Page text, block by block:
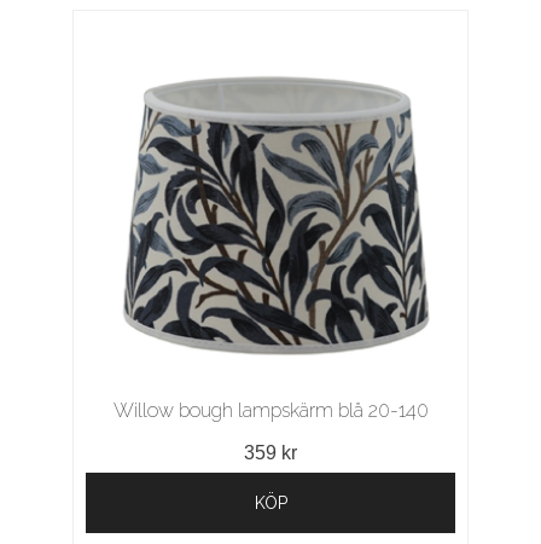
Willow bough lampskärm blå 20-140
359 kr
KÖP